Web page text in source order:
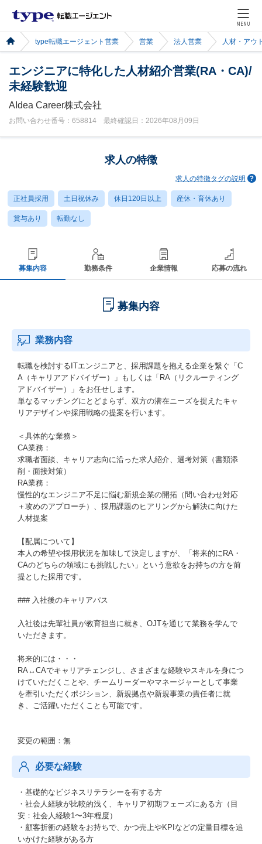
MENU
type転職エージェント営業 営業 法人営業 人材・アウ
エンジニアに特化した人材紹介営業(RA・CA)/
未経験歓迎
AIdea Career株式会社
お問い合わせ番号：658814 最終確認日：2026年08月09日
求人の特徴
求人の特徴タグの説明
正社員採用 土日祝休み 休日120日以上 産休・育休あり
賞与あり 転勤なし
募集内容 勤務条件 企業情報 応募の流れ
募集内容
業務内容
転職を検討するITエンジニアと、採用課題を抱える企業を繋ぐ「C
A（キャリアアドバイザー）」もしくは「RA（リクルーティング
アドバイザー）」をお任せします。
単なるマッチングにとどまらず、双方の潜在ニーズを捉えたキャ
リアデザインや採用戦略の提案を行います。
＜具体的な業務＞
CA業務：
求職者面談、キャリア志向に沿った求人紹介、選考対策（書類添
削・面接対策）
RA業務：
慢性的なエンジニア不足に悩む新規企業の開拓（問い合わせ対応
＋攻めのアプローチ）、採用課題のヒアリングから解決に向けた
人材提案
【配属について】
本人の希望や採用状況を加味して決定しますが、「将来的にRA・
CAのどちらの領域にも挑戦したい」という意欲をお持ちの方を前
提とした採用です。
### 入社後のキャリアパス
入社後は先輩社員が教育担当に就き、OJTを通じて業務を学んで
いただきます。
将来的には・・・
RA↔︎CAでキャリアチェンジし、さまざまな経験やスキルを身につ
けていただくことや、チームリーダーやマネージャーとして事業
を牽引いただくポジション、新規拠点や新規事業の責任者に就
き、ご活躍いただくことも可能です。
変更の範囲：無
必要な経験
・基礎的なビジネスリテラシーを有する方
・社会人経験が比較的浅く、キャリア初期フェーズにある方（目
安：社会人経験1〜3年程度）
・顧客折衝の経験をお持ちで、かつ売上やKPIなどの定量目標を追
いかけた経験がある方